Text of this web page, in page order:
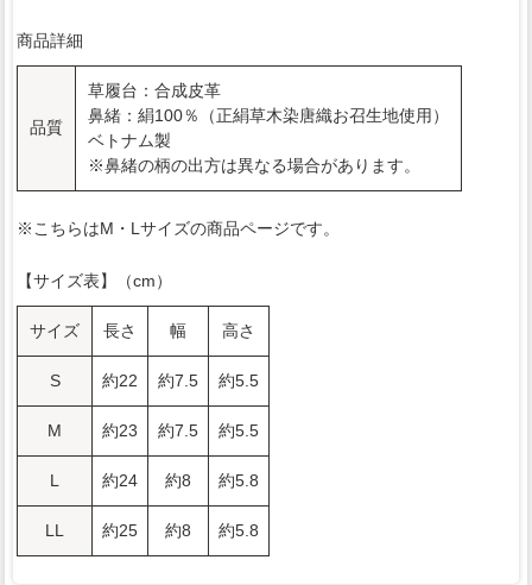
商品詳細
品質
草履台：合成皮革
鼻緒：絹100％（正絹草木染唐織お召生地使用）
ベトナム製
※鼻緒の柄の出方は異なる場合があります。
※こちらはM・Lサイズの商品ページです。
【サイズ表】（cm）
サイズ 長さ 幅 高さ
S 約22 約7.5 約5.5
M 約23 約7.5 約5.5
L 約24 約8 約5.8
LL 約25 約8 約5.8